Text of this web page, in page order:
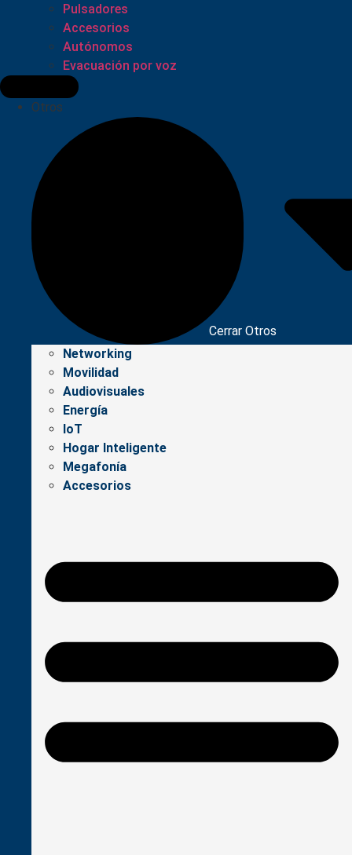
Pulsadores
Accesorios
Autónomos
Evacuación por voz
Otros
Cerrar Otros
Networking
Movilidad
Audiovisuales
Energía
IoT
Hogar Inteligente
Megafonía
Accesorios